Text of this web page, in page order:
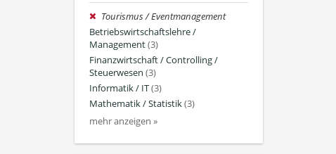
Tourismus / Eventmanagement
Betriebswirtschaftslehre /
Management(3)
Finanzwirtschaft / Controlling /
Steuerwesen (3)
Informatik / IT(3)
Mathematik / Statistik(3)
mehr anzeigen »